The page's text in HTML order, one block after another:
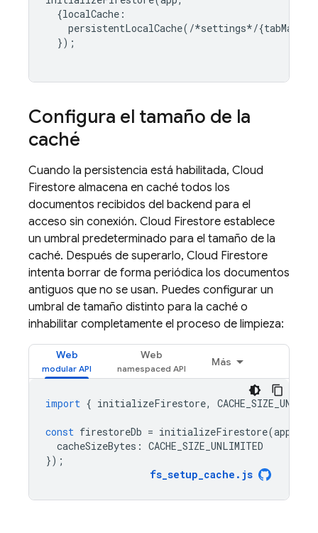
{localCache :
persistentLocalCache( /*settings*/{
});
Configura el tamaño de la
caché
Cuando la persistencia está habilitada, Cloud
Firestore almacena en caché todos los
documentos recibidos del backend para el
acceso sin conexión. Cloud Firestore establece
un umbral predeterminado para el tamaño de la
caché. Después de superarlo, Cloud Firestore
intenta borrar de forma periódica los documentos
antiguos que no se usan. Puedes configurar un
umbral de tamaño distinto para la caché o
inhabilitar completamente el proceso de limpieza:
Web Web
Más
import { initializeFirestore,
const firestoreDb = initializeFirestore(app
cacheSizeBytes : CACHE_SIZE_UNLIMITED
});
fs_setup_cache . js